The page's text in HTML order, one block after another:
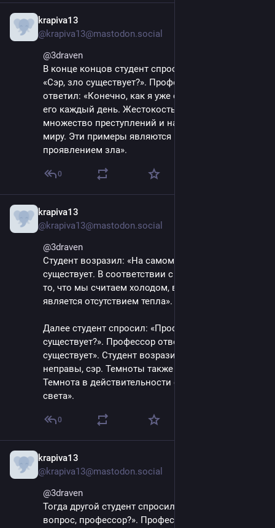
krapiva13
@krapiva13@mastodon.social
@3draven
В конце концов студент спросил профессора:
«Сэр, зло существует?». Профессор неуверенно
ответил: «Конечно, как я уже сказал. Мы видим
его каждый день. Жестокость между людьми,
множество преступлений и насилия по всему
миру. Эти примеры являются ничем иным, как
проявлением зла».
0
krapiva13
@krapiva13@mastodon.social
@3draven
Студент возразил: «На самом деле, сэр, холода не
существует. В соответствии с законами физики,
то, что мы считаем холодом, в действительности
является отсутствием тепла».
Далее студент спросил: «Профессор, темнота
существует?». Профессор ответил: «Конечно,
существует». Студент возразил: «Вы опять
неправы, сэр. Темноты также не существует.
Темнота в действительности есть отсутствие
света».
0
krapiva13
@krapiva13@mastodon.social
@3draven
Тогда другой студент спросил: «Могу я задать вам
вопрос, профессор?». Профессор ответил: